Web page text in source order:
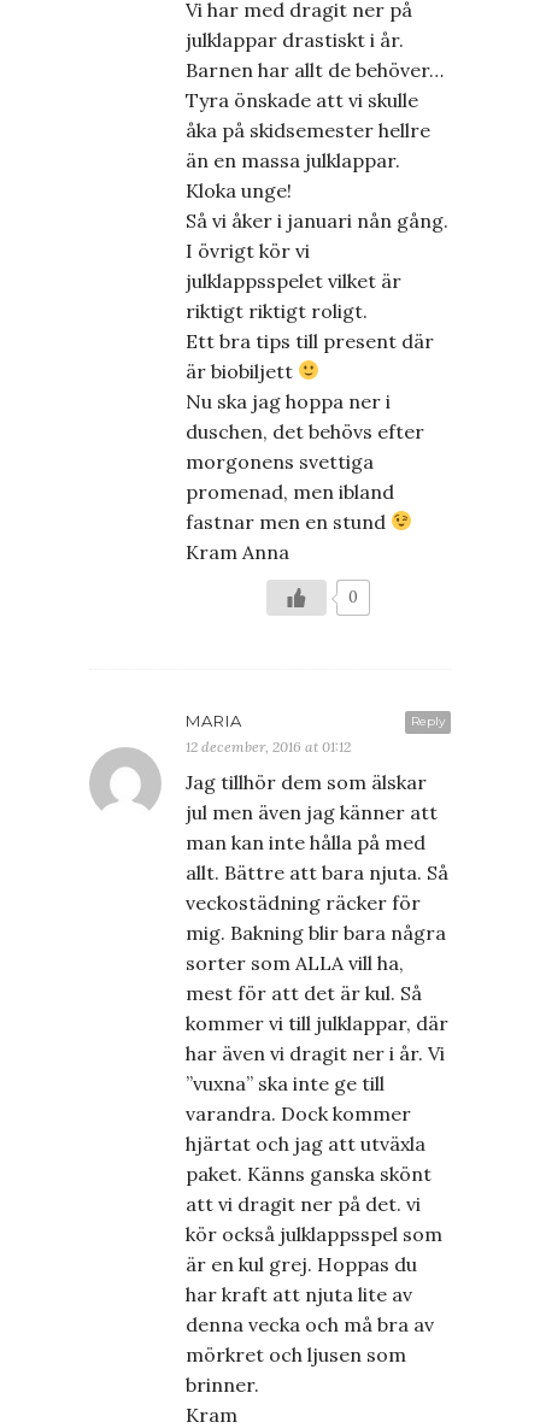
Vi har med dragit ner på
julklappar drastiskt i år.
Barnen har allt de behöver…
Tyra önskade att vi skulle
åka på skidsemester hellre
än en massa julklappar.
Kloka unge!
Så vi åker i januari nån gång.
I övrigt kör vi
julklappsspelet vilket är
riktigt riktigt roligt.
Ett bra tips till present där
är biobiljett
Nu ska jag hoppa ner i
duschen, det behövs efter
morgonens svettiga
promenad, men ibland
fastnar men en stund
Kram Anna
0
Reply
MARIA
12 december, 2016 at 01:12
Jag tillhör dem som älskar
jul men även jag känner att
man kan inte hålla på med
allt. Bättre att bara njuta. Så
veckostädning räcker för
mig. Bakning blir bara några
sorter som ALLA vill ha,
mest för att det är kul. Så
kommer vi till julklappar, där
har även vi dragit ner i år. Vi
”vuxna” ska inte ge till
varandra. Dock kommer
hjärtat och jag att utväxla
paket. Känns ganska skönt
att vi dragit ner på det. vi
kör också julklappsspel som
är en kul grej. Hoppas du
har kraft att njuta lite av
denna vecka och må bra av
mörkret och ljusen som
brinner.
Kram